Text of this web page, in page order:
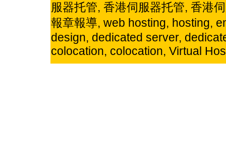
服器托管, 香港伺服器托管, 香港
報章報導, web hosting, hosting,
design, dedicated server,
colocation, colocation, Virtual